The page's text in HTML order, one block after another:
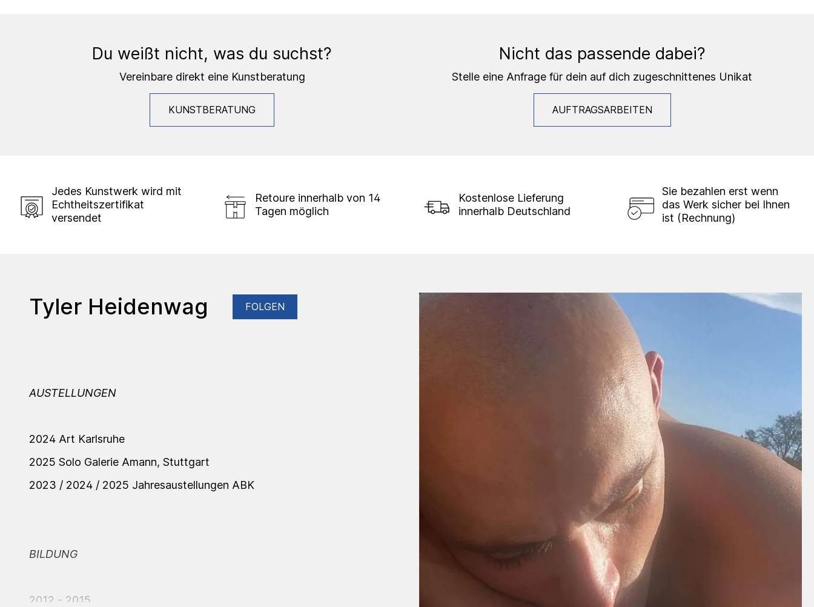
Du weißt nicht, was du suchst?
Vereinbare direkt eine Kunstberatung
KUNSTBERATUNG
Nicht das passende dabei?
Stelle eine Anfrage für dein auf dich zugeschnittenes Unikat
AUFTRAGSARBEITEN
Jedes Kunstwerk wird mit
Echtheitszertifikat
versendet
Retoure innerhalb von 14
Tagen möglich
Kostenlose Lieferung
innerhalb Deutschland
Sie bezahlen erst wenn
das Werk sicher bei Ihnen
ist (Rechnung)
Tyler Heidenwag FOLGEN
AUSTELLUNGEN
2024 Art Karlsruhe
2025 Solo Galerie Amann, Stuttgart
2023 / 2024 / 2025 Jahresaustellungen ABK
BILDUNG
2012 - 2015